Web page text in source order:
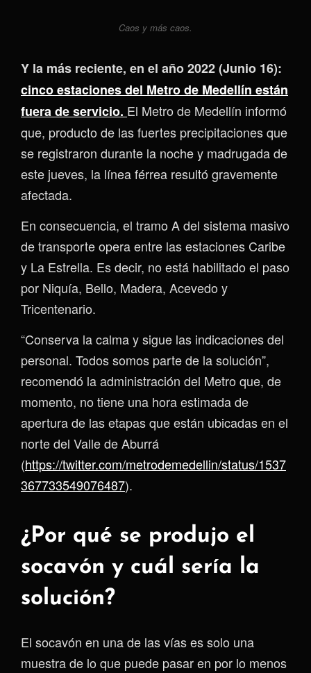
Caos y más caos.
Y la más reciente, en el año 2022 (Junio 16):
cinco estaciones del Metro de Medellín están
fuera de servicio. El Metro de Medellín informó
que, producto de las fuertes precipitaciones que
se registraron durante la noche y madrugada de
este jueves, la línea férrea resultó gravemente
afectada.
En consecuencia, el tramo A del sistema masivo
de transporte opera entre las estaciones Caribe
y La Estrella. Es decir, no está habilitado el paso
por Niquía, Bello, Madera, Acevedo y
Tricentenario.
“Conserva la calma y sigue las indicaciones del
personal. Todos somos parte de la solución”,
recomendó la administración del Metro que, de
momento, no tiene una hora estimada de
apertura de las etapas que están ubicadas en el
norte del Valle de Aburrá
(https://twitter.com/metrodemedellin/status/1537
367733549076487).
¿Por qué se produjo el
socavón y cuál sería la
solución?
El socavón en una de las vías es solo una
muestra de lo que puede pasar en por lo menos